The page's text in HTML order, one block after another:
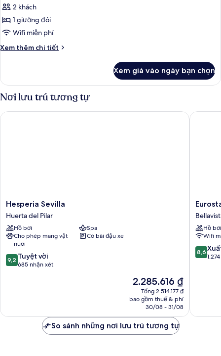
ảnh
Phòng
đôi
Superior
2 khách
1 giường đôi
Wifi miễn phí
Xem thêm chi tiết
Chi
Phòng
đôi
Superior
Xem giá vào ngày bạn chọn
Nơi lưu trú tương tự
Hesperia
Sevilla
Huerta
del
Pilar
Hesperia Sevilla
Huerta del Pilar
Hồ bơi
Spa
Cho phép mang vật
nuôi
Có bãi đậu xe
9.2
trên
xét
9,2 Tuyệt vời
685 nhận xét
Giá
hiện
tại
2.285.616 ₫
2.285.616 ₫
Tổng 2.514.177 ₫
bao gồm thuế & phí
30/08 - 31/08
Hesperia Sevilla
Al-
Ándalus
Palace
La
Palmera
Hồ bơi
Wifi
8.6
trên
8,6
So sánh những nơi lưu trú tương tự